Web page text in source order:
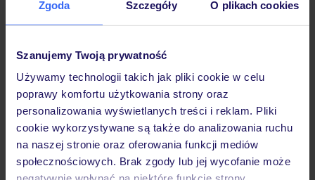
Zgoda Szczegóły O plikach cookies
Szanujemy Twoją prywatność
Używamy technologii takich jak pliki cookie w celu
poprawy komfortu użytkowania strony oraz
personalizowania wyświetlanych treści i reklam. Pliki
cookie wykorzystywane są także do analizowania ruchu
na naszej stronie oraz oferowania funkcji mediów
społecznościowych. Brak zgody lub jej wycofanie może
Hotel
Pokoje
Wyżywienie
Atrakcje